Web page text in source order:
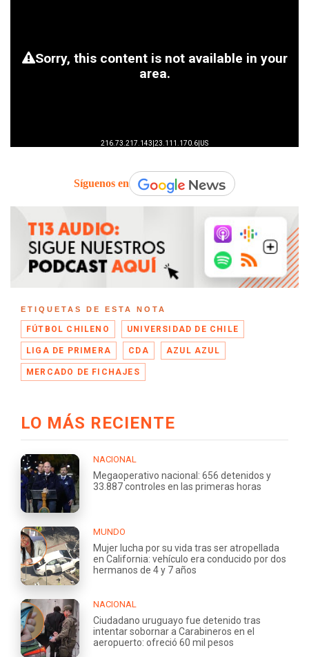
Síguenos en
ETIQUETAS DE ESTA NOTA
FÚTBOL CHILENO UNIVERSIDAD DE CHILE
LIGA DE PRIMERA CDA AZUL AZUL
MERCADO DE FICHAJES
LO MÁS RECIENTE
NACIONAL
Megaoperativo nacional: 656 detenidos y
33.887 controles en las primeras horas
MUNDO
Mujer lucha por su vida tras ser atropellada
en California: vehículo era conducido por dos
hermanos de 4 y 7 años
NACIONAL
Ciudadano uruguayo fue detenido tras
intentar sobornar a Carabineros en el
aeropuerto: ofreció 60 mil pesos